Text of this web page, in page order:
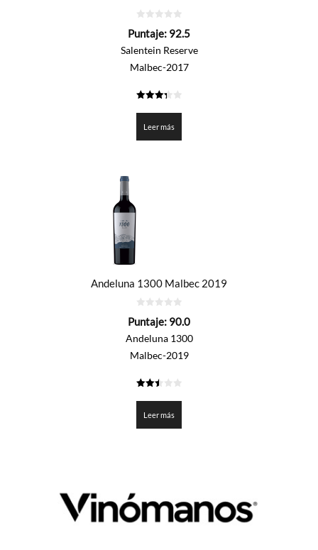
de
Puntaje: 92.5
Salentein Reserve
Malbec-2017
de 5
Leer más
Andeluna 1300 Malbec 2019
de
Puntaje: 90.0
Andeluna 1300
Malbec-2019
de 5
Leer más